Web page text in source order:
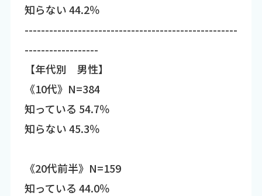
知らない 44.2％
----------------------------------------------------
------------------
【年代別 男性】
《10代》N=384
知っている 54.7％
知らない 45.3％
《20代前半》N=159
知っている 44.0％